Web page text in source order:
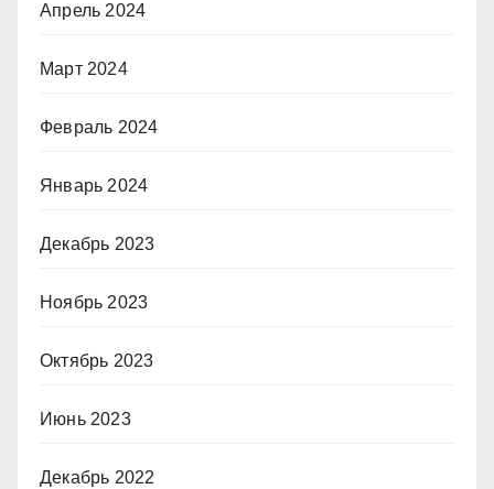
Апрель 2024
Март 2024
Февраль 2024
Январь 2024
Декабрь 2023
Ноябрь 2023
Октябрь 2023
Июнь 2023
Декабрь 2022